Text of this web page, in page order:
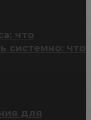
что
системно: что
для